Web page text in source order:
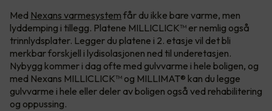
Med Nexans varmesystem får du ikke bare varme, men
lyddemping i tillegg. Platene MILLICLICK™ er nemlig også
trinnlydsplater. Legger du platene i 2. etasje vil det bli
merkbar forskjell i lydisolasjonen ned til underetasjen.
Nybygg kommer i dag ofte med gulvvarme i hele boligen, og
med Nexans MILLICLICK™ og MILLIMAT® kan du legge
gulvvarme i hele eller deler av boligen også ved rehabilitering
og oppussing.